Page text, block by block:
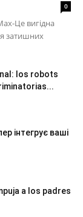
0
Це вигідна
затишних
los robots
інтегрує ваші
a los padres